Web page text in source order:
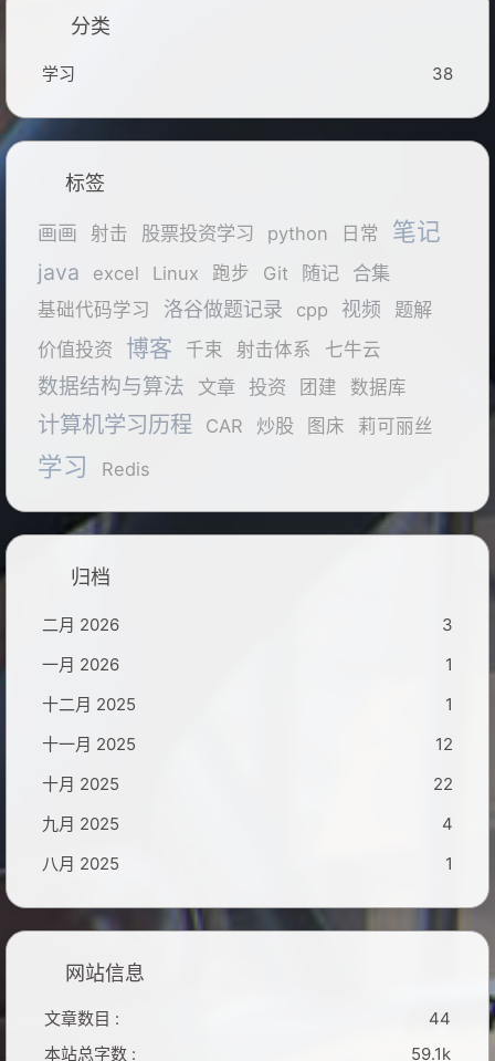
分类
学习 38
标签
画画 射击 股票投资学习 python 日常 笔记
java excel Linux 跑步 Git 随记 合集
基础代码学习 洛谷做题记录 cpp 视频
题解
价值投资
博客 千束 射击体系 七牛云
数据结构与算法 文章 投资 团建 数据库
计算机学习历程 CAR 炒股 图床 莉可丽丝
学习 Redis
归档
二月 2026
3
一月 2026
1
十二月 2025
1
十一月 2025
12
十月 2025
22
九月 2025
4
八月 2025
1
网站信息
文章数目 :
44
本站总字数 :
59.1k